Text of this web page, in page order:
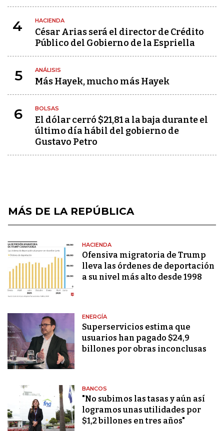
4 HACIENDA
César Arias será el director de Crédito
Público del Gobierno de la Espriella
5 ANÁLISIS
Más Hayek, mucho más Hayek
6 BOLSAS
El dólar cerró $21,81 a la baja durante el
último día hábil del gobierno de
Gustavo Petro
MÁS DE LA REPÚBLICA
HACIENDA
Ofensiva migratoria de Trump
lleva las órdenes de deportación
a su nivel más alto desde 1998
ENERGÍA
Superservicios estima que
usuarios han pagado $24,9
billones por obras inconclusas
BANCOS
"No subimos las tasas y aún así
logramos unas utilidades por
$1,2 billones en tres años"